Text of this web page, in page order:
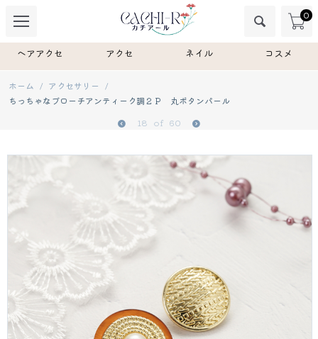
0
ヘアアクセ アクセ ネイル コスメ
ホーム / アクセサリー
/
ちっちゃなブローチアンティーク調２Ｐ 丸ボタンパール
18 of 60